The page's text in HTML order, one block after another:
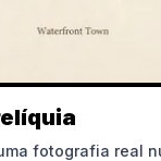
fotografia real